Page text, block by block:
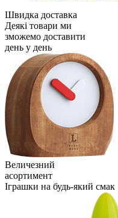
Швидка доставка
Деякі товари ми
зможемо доставити
день у день
Величезний
асортимент
Іграшки на будь-який смак